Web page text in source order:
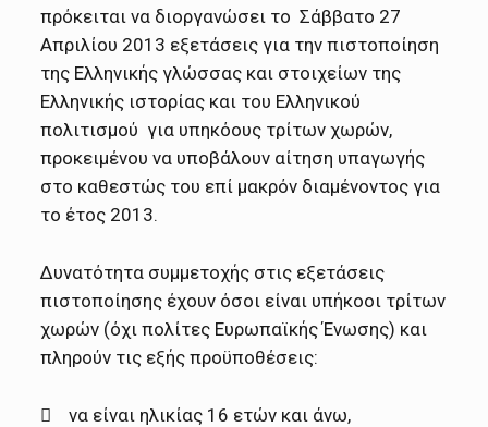
πρόκειται να διοργανώσει το Σάββατο 27
Απριλίου 2013 εξετάσεις για την πιστοποίηση
της Ελληνικής γλώσσας και στοιχείων της
Ελληνικής ιστορίας και του Ελληνικού
πολιτισμού για υπηκόους τρίτων χωρών,
προκειμένου να υποβάλουν αίτηση υπαγωγής
στο καθεστώς του επί μακρόν διαμένοντος για
το έτος 2013.
Δυνατότητα συμμετοχής στις εξετάσεις
πιστοποίησης έχουν όσοι είναι υπήκοοι τρίτων
χωρών (όχι πολίτες Ευρωπαϊκής Ένωσης) και
πληρούν τις εξής προϋποθέσεις:
 να είναι ηλικίας 16 ετών και άνω,